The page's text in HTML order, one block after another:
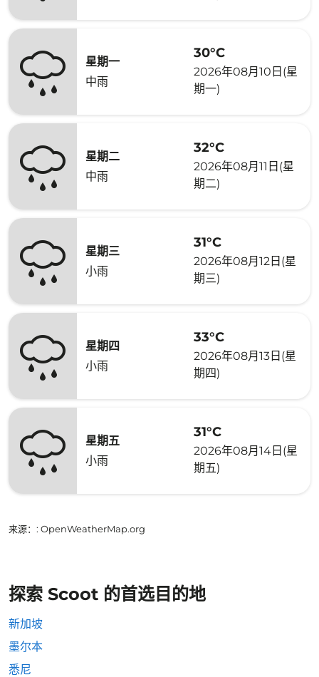
星期一
中雨
30°C
2026年08月10日(星
期一)
星期二
中雨
32°C
2026年08月11日(星
期二)
星期三
小雨
31°C
2026年08月12日(星
期三)
星期四
小雨
33°C
2026年08月13日(星
期四)
星期五
小雨
31°C
2026年08月14日(星
期五)
来源： : OpenWeatherMap.org
探索 Scoot 的首选目的地
新加坡
墨尔本
悉尼